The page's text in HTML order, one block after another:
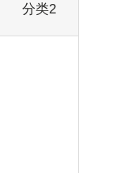
分类2